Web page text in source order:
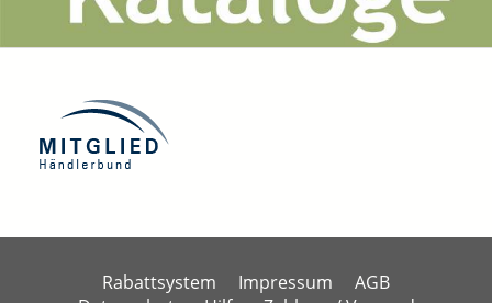
Rabattsystem Impressum
AGB